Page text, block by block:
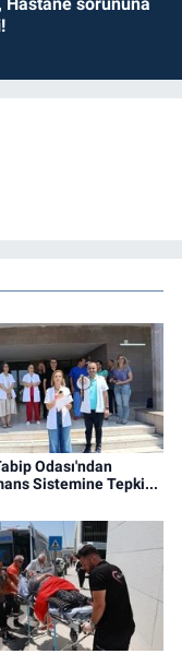
Hastane sorununa
Odası'ndan
Sistemine Tepki...